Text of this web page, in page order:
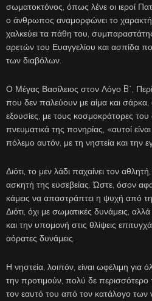
σωματοκτόνος, όπως λένε οι ιεροί
ο άνθρωπος αναμορφώνει το
χαλκεύει τα πάθη του,
αρετών του Ευαγγελίου και ασπίδα
των διαβόλων.
Ο Μέγας Βασίλειος στον Λόγο B΄, Περί
που δεν παλεύουν με αίμα και σάρκα,
εξουσίες, με τους κοσμοκράτορες
πνευματικά της πονηρίας, «αυτοί
πόλεμο αυτόν, με τη νηστεία και την
Διότι, το μεν λάδι παχαίνει τον
ασκητή της ευσεβείας. Ώστε, όσον
κάμεις να απαστράπτει η ψυχή από
Διότι, όχι με σωματικές δυνάμεις,
και την υπομονή στις θλίψεις
αόρατες δυνάμεις.
Η νηστεία, λοιπόν, είναι ωφέλιμη για
την προτιμούν, πολύ δε περισσότερο
τον εαυτό του από τον κατάλογο των